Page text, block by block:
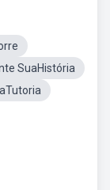
SuaHistória